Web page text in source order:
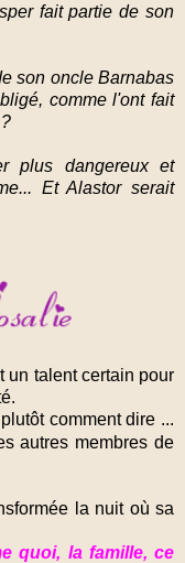
fait partie de son
son oncle Barnabas
comme l'ont fait
plus dangereux et
Et Alastor serait
un talent certain pour
comment dire ...
autres membres de
la nuit où sa
quoi, la famille, ce